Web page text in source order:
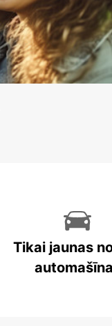
Tikai jaunas